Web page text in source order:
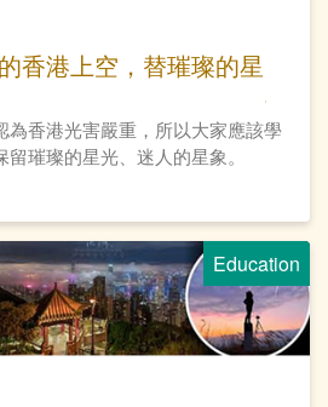
香港上空，替璀璨的星
為香港光害嚴重，所以大家應該學
璀璨的星光、迷人的星象。
Education